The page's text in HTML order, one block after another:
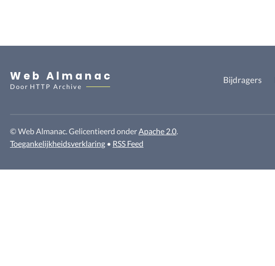
Web Almanac
Door HTTP Archive
Bijdragers
© Web Almanac. Gelicentieerd onderApache 2.0.
Toegankelijkheidsverklaring • RSS Feed